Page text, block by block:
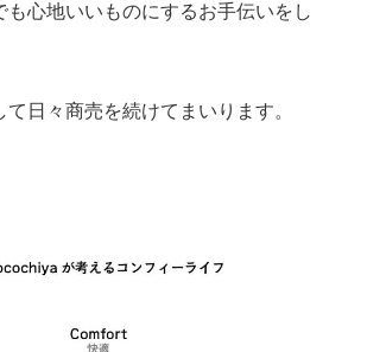
も心地いいものにするお手伝いをし
て日々商売を続けてまいります。